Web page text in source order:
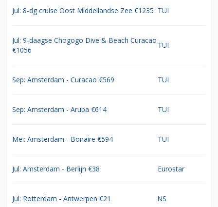
Jul: 8-dg cruise Oost Middellandse Zee €1235 TUI
Jul: 9-daagse Chogogo Dive & Beach Curacao
€1056
TUI
Sep: Amsterdam - Curacao €569 TUI
Sep: Amsterdam - Aruba €614 TUI
Mei: Amsterdam - Bonaire €594 TUI
Jul: Amsterdam - Berlijn €38 Eurostar
Jul: Rotterdam - Antwerpen €21 NS